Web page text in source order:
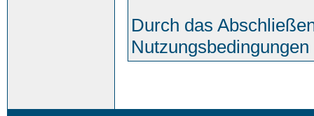
Durch das
Nutzungsbedingungen